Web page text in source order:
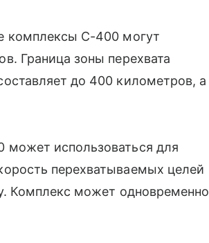
комплексы С-400 могут
Граница зоны перехвата
до 400 километров, а
может использоваться для
перехватываемых целей
Комплекс может одновременно